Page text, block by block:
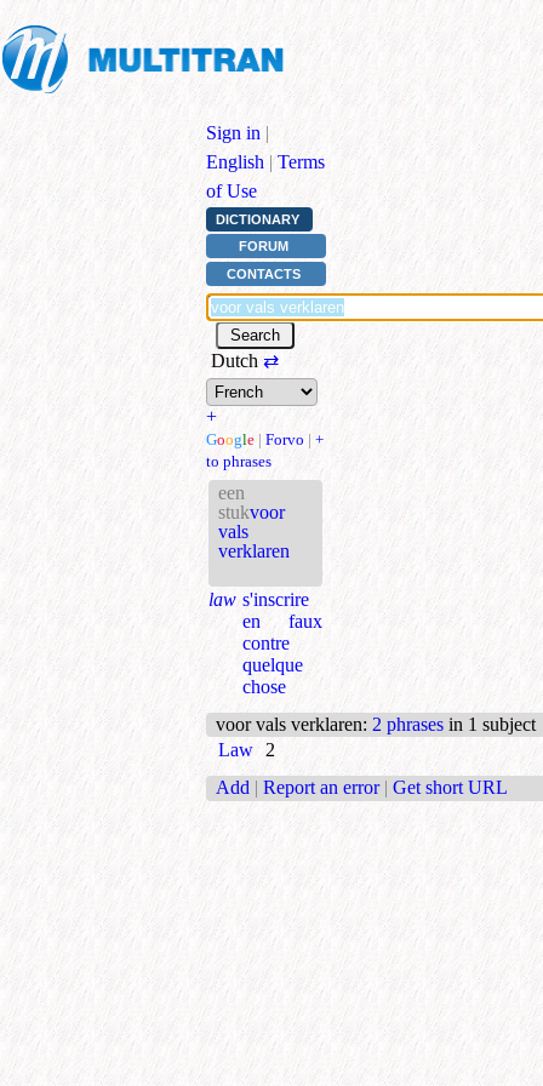
Sign in |
English | Terms
of Use
DICTIONARY
FORUM
CONTACTS
Dutch ⇄
+
Google | Forvo | +
to phrases
een
stukvoor
vals
verklaren
law s'inscrire
en faux
contre
quelque
chose
voor vals verklaren: 2 phrases in 1 subject
Law 2
Add | Report an error | Get short URL